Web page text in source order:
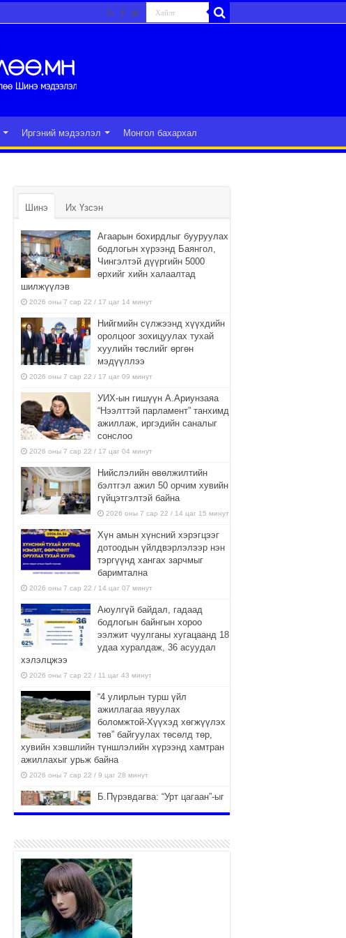
Иргэний мэдээлэл Монгол бахархал
Шинэ Их Үзсэн
Агаарын бохирдлыг бууруулах
бодлогын хүрээнд Баянгол,
Чингэлтэй дүүргийн 5000
өрхийг хийн халаалтад
шилжүүлэв
2026 оны 7 сар 22 / 17 цаг 14 минут
Нийгмийн сүлжээнд хүүхдийн
оролцоог зохицуулах тухай
хуулийн төслийг өргөн
мэдүүллээ
2026 оны 7 сар 22 / 17 цаг 09 минут
УИХ-ын гишүүн А.Ариунзаяа
“Нээлттэй парламент” танхимд
ажиллаж, иргэдийн саналыг
сонслоо
2026 оны 7 сар 22 / 17 цаг 04 минут
Нийслэлийн өвөлжилтийн
бэлтгэл ажил 50 орчим хувийн
гүйцэтгэлтэй байна
2026 оны 7 сар 22 / 14 цаг 15 минут
Хүн амын хүнсний хэрэгцээг
дотоодын үйлдвэрлэлээр нэн
тэргүүнд хангах зарчмыг
баримтална
2026 оны 7 сар 22 / 14 цаг 07 минут
Аюулгүй байдал, гадаад
бодлогын байнгын хороо
ээлжит чуулганы хугацаанд 18
удаа хуралдаж, 36 асуудал
хэлэлцжээ
2026 оны 7 сар 22 / 11 цаг 43 минут
“4 улирлын турш үйл
ажиллагаа явуулах
боломжтой-Хүүхэд хөгжүүлэх
төв” байгуулах төсөлд төр,
хувийн хэвшлийн түншлэлийн хүрээнд хамтран
ажиллахыг урьж байна
2026 оны 7 сар 22 / 9 цаг 28 минут
Б.Пүрэвдагва: “Урт цагаан”-ыг
2026 оны 7 сар 21 / 16 цаг 47 минут
Тусгай замын автобус /BRT/
төслийн удирдах хорооны
ээлжит хуралдаан боллоо
2026 оны 7 сар 21 / 16 цаг 43 минут
Ерөнхий сайд Н.Учрал БНХАУ-